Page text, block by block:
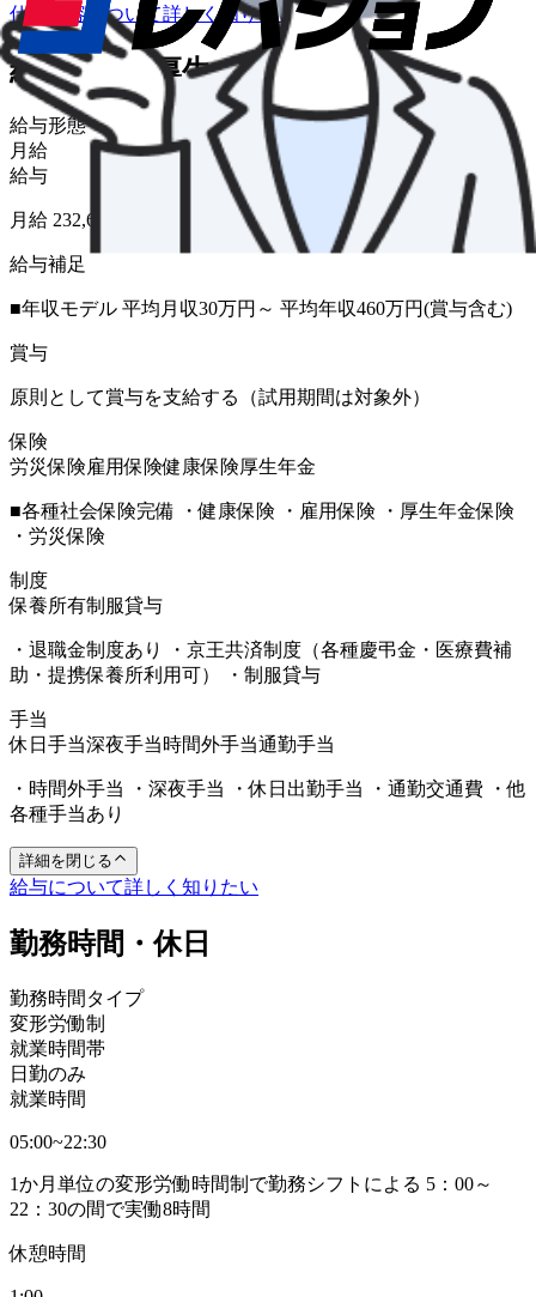
仕事内容について詳しく知りたい
給与・福利厚生
給与形態
月給
給与
月給 232,600円〜
給与補足
■年収モデル 平均月収30万円～ 平均年収460万円(賞与含む)
賞与
原則として賞与を支給する（試用期間は対象外）
保険
労災保険雇用保険健康保険厚生年金
■各種社会保険完備 ・健康保険 ・雇用保険 ・厚生年金保険
・労災保険
制度
保養所有制服貸与
・退職金制度あり ・京王共済制度（各種慶弔金・医療費補
助・提携保養所利用可） ・制服貸与
手当
休日手当深夜手当時間外手当通勤手当
・時間外手当 ・深夜手当 ・休日出勤手当 ・通勤交通費 ・他
各種手当あり
詳細を閉じる
給与について詳しく知りたい
勤務時間・休日
勤務時間タイプ
変形労働制
就業時間帯
日勤のみ
就業時間
05:00~22:30
1か月単位の変形労働時間制で勤務シフトによる 5：00～
22：30の間で実働8時間
休憩時間